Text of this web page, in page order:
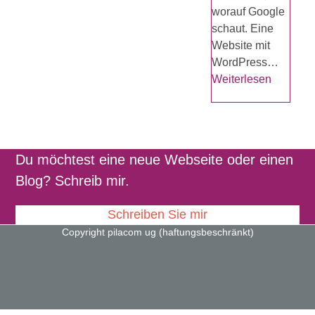
worauf Google
schaut. Eine
Website mit
WordPress…
Weiterlesen
Du möchtest eine neue Webseite oder einen
Blog? Schreib mir.
Schreiben Sie mir
Copyright pilacom ug (haftungsbeschränkt)